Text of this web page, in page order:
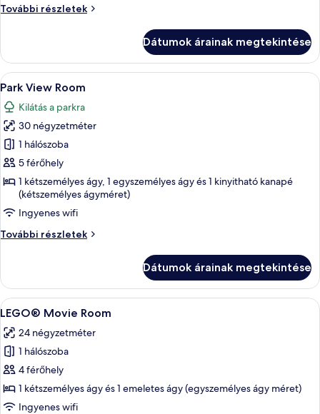
Room
További részletek
LEGO®
részletei
Dátumok árainak megtekintése
A
következő
szoba
összes
képének
megtekintése:
Park
View
Room
Egy modern, élénk színű hálószoba,
5
Park View Room
Kilátás a parkra
30 négyzetméter
1 hálószoba
5 férőhely
1 kétszemélyes ágy, 1 egyszemélyes ágy és 1 kinyitható kanapé
(kétszemélyes ágyméret)
Ingyenes wifi
További részletek
Park
részletei
Dátumok árainak megtekintése
A
következő
szoba
összes
képének
megtekintése:
LEGO®
Egy szállodai szoba, amelyben
4
LEGO® Movie Room
24 négyzetméter
1 hálószoba
4 férőhely
1 kétszemélyes ágy és 1 emeletes ágy (egyszemélyes ágy méret)
Ingyenes wifi